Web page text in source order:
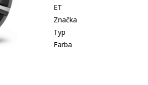
ET
Značka
Typ
Farba